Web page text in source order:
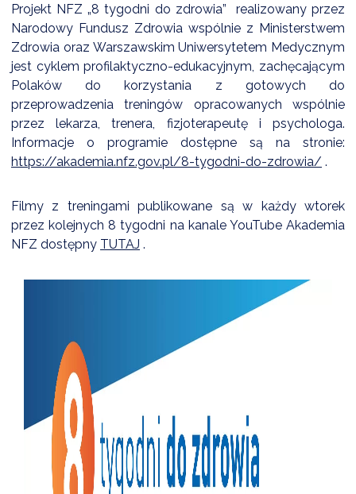
Projekt NFZ „8 tygodni do zdrowia” realizowany przez
Narodowy Fundusz Zdrowia wspólnie z Ministerstwem
Zdrowia oraz Warszawskim Uniwersytetem Medycznym
jest cyklem profilaktyczno-edukacyjnym, zachęcającym
Polaków do korzystania z gotowych do
przeprowadzenia treningów opracowanych wspólnie
przez lekarza, trenera, fizjoterapeutę i psychologa.
Informacje o programie dostępne są na stronie:
https://akademia.nfz.gov.pl/8-tygodni-do-zdrowia/ .
Filmy z treningami publikowane są w każdy wtorek
przez kolejnych 8 tygodni na kanale YouTube Akademia
NFZ dostępny TUTAJ .